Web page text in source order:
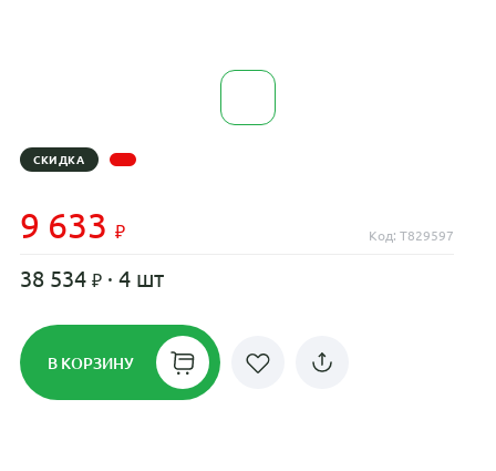
СКИДКА
9 633 Код: T829597
38 534 · 4 шт
В КОРЗИНУ